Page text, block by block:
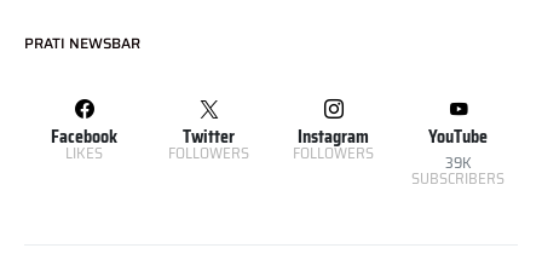
PRATI NEWSBAR
Facebook
LIKES
Twitter
FOLLOWERS
Instagram
FOLLOWERS
YouTube
39K
SUBSCRIBERS